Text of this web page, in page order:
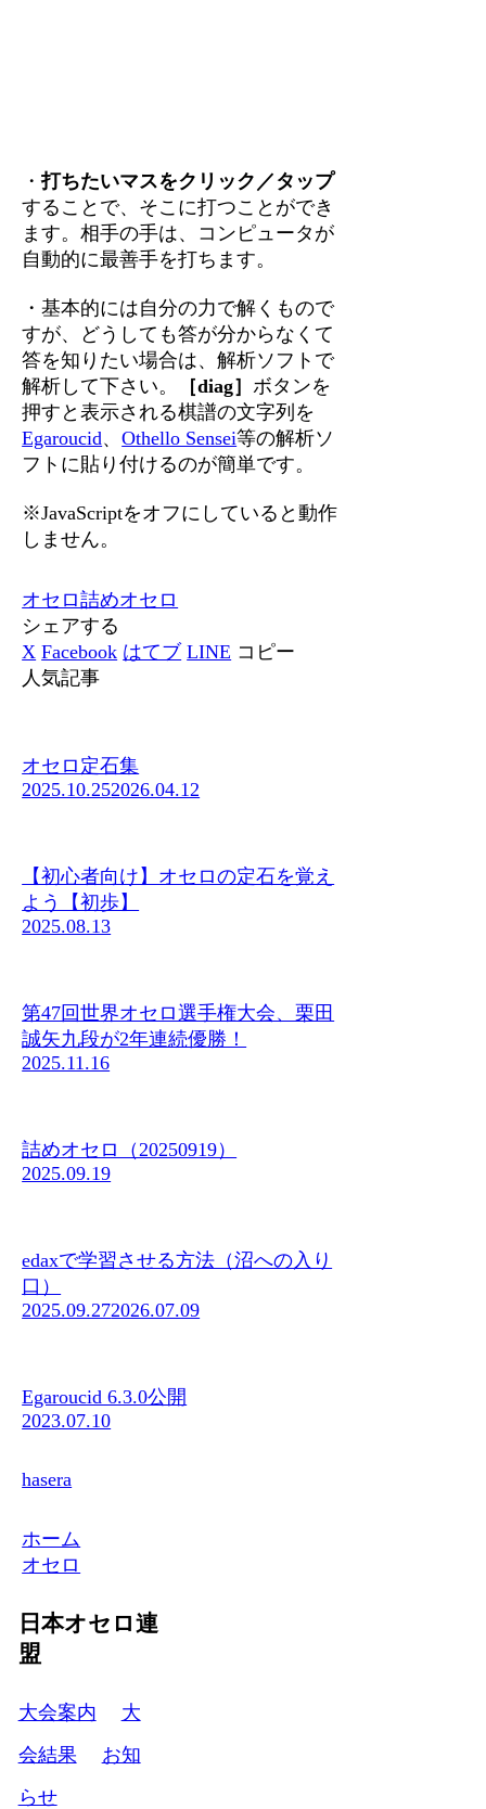
・打ちたいマスをクリック／タップ
することで、そこに打つことができ
ます。相手の手は、コンピュータが
自動的に最善手を打ちます。
・基本的には自分の力で解くもので
すが、どうしても答が分からなくて
答を知りたい場合は、解析ソフトで
解析して下さい。
［diag］ ボタンを
押すと表示される棋譜の文字列を
Egaroucid、Othello Sensei等の解析ソ
フトに貼り付けるのが簡単です。
※JavaScriptをオフにしていると動作
しません。
オセロ詰めオセロ
シェアする
X Facebook はてブ LINE コピー
人気記事
オセロ定石集
2025.10.252026.04.12
【初心者向け】オセロの定石を覚え
よう【初歩】
2025.08.13
第47回世界オセロ選手権大会、栗田
誠矢九段が2年連続優勝！
2025.11.16
詰めオセロ（20250919）
2025.09.19
edaxで学習させる方法（沼への入り
口）
2025.09.272026.07.09
Egaroucid 6.3.0公開
2023.07.10
hasera
ホーム
オセロ
日本オセロ連
盟
大会案内
大
会結果
お知
らせ